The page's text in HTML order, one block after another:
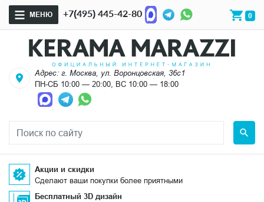
МЕНЮ +7(495) 445-42-80 0
Адрес: г. Москва, ул. Воронцовская, 36с1
ПН-СБ 10:00 — 20:00, ВС 10:00 — 18:00
Акции и скидки
Сделают ваши покупки более приятными
Бесплатный 3D дизайн